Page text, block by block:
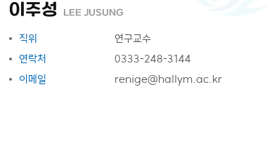
이주성 LEE JUSUNG
직위
연구교수
연락처
0333-248-3144
이메일
renige@hallym.ac.kr